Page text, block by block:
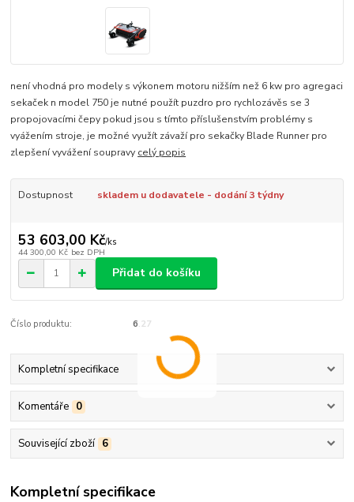
není vhodná pro modely s výkonem motoru nižším než 6 kw pro agregaci
sekaček n model 750 je nutné použít puzdro pro rychlozávěs se 3
propojovacími čepy pokud jsou s tímto příslušenstvím problémy s
vyážením stroje, je možné využít závaží pro sekačky Blade Runner pro
zlepšení vyvážení soupravy celý popis
Dostupnost skladem u dodavatele - dodání 3 týdny
53 603,00 Kč/ks
44 300,00 Kč bez DPH
Přidat do košíku
Číslo produktu: 6.27
Kompletní specifikace
Komentáře 0
Související zboží 6
Kompletní specifikace